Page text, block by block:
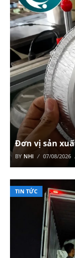
Đơn vị sản
BY NHI 07/08/2026
TIN TỨC